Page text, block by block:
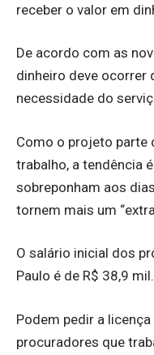
receber o valor em
De acordo com as
dinheiro deve ocorrer
necessidade do
Como o projeto parte
trabalho, a tendência
sobreponham aos
tornem mais um
O salário inicial dos
Paulo é de R$ 38,9 mil.
Podem pedir a
procuradores que